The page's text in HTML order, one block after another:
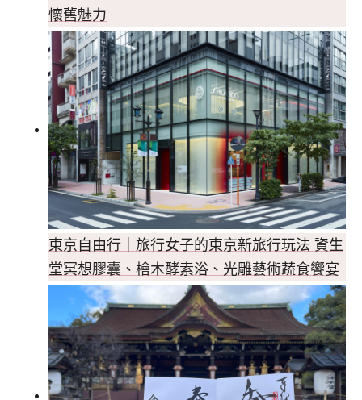
懷舊魅力
東京自由行｜旅行女子的東京新旅行玩法 資生
堂冥想膠囊、檜木酵素浴、光雕藝術蔬食饗宴